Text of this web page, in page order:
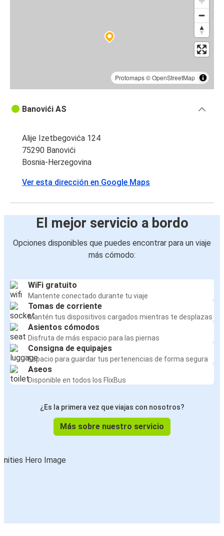
Protomaps©OpenStreetMap
Banovići AS
Alije Izetbegovića 124
75290 Banovići
Bosnia-Herzegovina
Ver esta dirección en Google Maps
El mejor servicio a bordo
Opciones disponibles que puedes encontrar para un viaje
más cómodo:
WiFi gratuito
Mantente conectado durante tu viaje
Tomas de corriente
Mantén tus dispositivos cargados mientras te desplazas
Asientos cómodos
Disfruta de más espacio para las piernas
Consigna de equipajes
Espacio para guardar tus pertenencias de forma segura
Aseos
Disponible en todos los FlixBus
¿Es la primera vez que viajas con nosotros?
Más sobre nuestro servicio